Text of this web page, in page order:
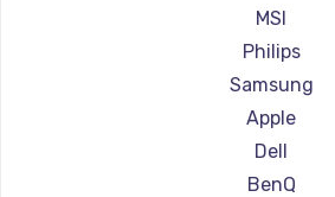
Ремонт мониторов
Ремонт
Ремонт мониторов
Ремонт мониторов
Ремонт мониторов
MSI
Philips
Samsung
Apple
Dell
BenQ